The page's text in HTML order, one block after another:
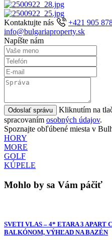
Kontaktujte nás
+421 905
info@bulgariaproperty.sk
Napíšte nám
Odoslať správu
Kliknutím na
spracovaním osobných údajov.
Spoznajte obľúbené miesta v
HORY
MORE
GOLF
KÚPELE
Mohlo by sa Vám páčiť
SVETI VLAS – 4* ETARA 3 APART
BALKÓNOM, VÝHĽAD NA BAZÉN